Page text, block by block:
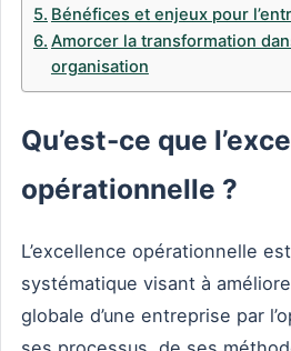
Bénéfices et enjeux pour
Amorcer la transformation
organisation
Qu’est-ce que
opérationnelle ?
L’excellence opérationnelle
systématique visant à
globale d’une entreprise par